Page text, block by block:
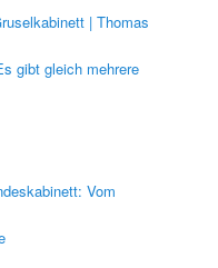
| Thomas
gibt gleich mehrere
Vom